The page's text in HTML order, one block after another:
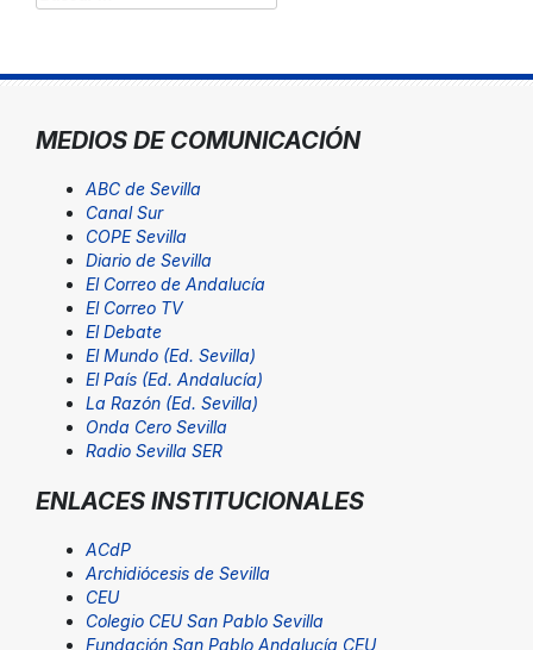
MEDIOS DE COMUNICACIÓN
ABC de Sevilla
Canal Sur
COPE Sevilla
Diario de Sevilla
El Correo de Andalucía
El Correo TV
El Debate
El Mundo (Ed. Sevilla)
El País (Ed. Andalucía)
La Razón (Ed. Sevilla)
Onda Cero Sevilla
Radio Sevilla SER
ENLACES INSTITUCIONALES
ACdP
Archidiócesis de Sevilla
CEU
Colegio CEU San Pablo Sevilla
Fundación San Pablo Andalucía CEU